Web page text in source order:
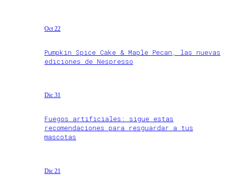
Oct 22
Pumpkin Spice Cake & Maple Pecan, las nuevas
ediciones de Nespresso
Dic 31
Fuegos artificiales: sigue estas
recomendaciones para resguardar a tus
mascotas
Dic 21